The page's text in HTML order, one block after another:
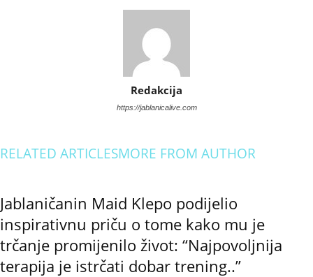
Redakcija
https://jablanicalive.com
RELATED ARTICLESMORE FROM AUTHOR
Jablaničanin Maid Klepo podijelio
inspirativnu priču o tome kako mu je
trčanje promijenilo život: “Najpovoljnija
terapija je istrčati dobar trening..”